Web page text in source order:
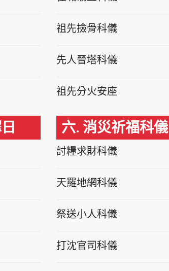
祖先撿骨科儀
先人晉塔科儀
祖先分火安座
六. 消災祈福科儀
討糧求財科儀
天羅地網科儀
祭送小人科儀
打沈官司科儀